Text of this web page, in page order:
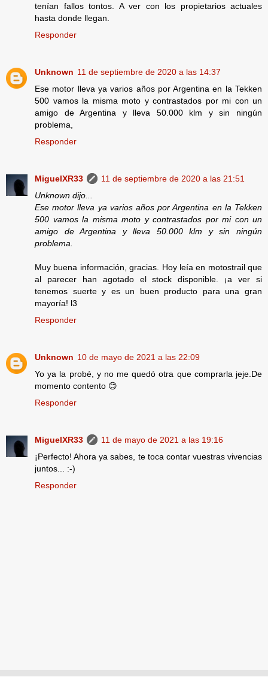
tenían fallos tontos. A ver con los propietarios actuales
hasta donde llegan.
Responder
Unknown 11 de septiembre de 2020 a las 14:37
Ese motor lleva ya varios años por Argentina en la Tekken
500 vamos la misma moto y contrastados por mi con un
amigo de Argentina y lleva 50.000 klm y sin ningún
problema,
Responder
MiguelXR33
11 de septiembre de 2020 a las 21:51
Unknown dijo...
Ese motor lleva ya varios años por Argentina en la Tekken
500 vamos la misma moto y contrastados por mi con un
amigo de Argentina y lleva 50.000 klm y sin ningún
problema.
Muy buena información, gracias. Hoy leía en motostrail que
al parecer han agotado el stock disponible. ¡a ver si
tenemos suerte y es un buen producto para una gran
mayoría! l3
Responder
Unknown 10 de mayo de 2021 a las 22:09
Yo ya la probé, y no me quedó otra que comprarla jeje.De
momento contento 😊
Responder
MiguelXR33
11 de mayo de 2021 a las 19:16
¡Perfecto! Ahora ya sabes, te toca contar vuestras vivencias
juntos... :-)
Responder